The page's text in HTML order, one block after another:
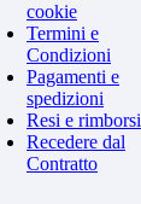
cookie
Termini e
Condizioni
Pagamenti e
spedizioni
Resi e rimborsi
Recedere dal
Contratto